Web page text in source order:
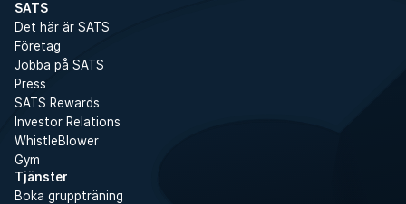
SATS
Det här är SATS
Företag
Jobba på SATS
Press
SATS Rewards
Investor Relations
WhistleBlower
Gym
Tjänster
Boka gruppträning